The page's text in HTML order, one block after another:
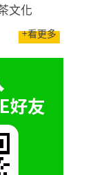
文化
+看更多